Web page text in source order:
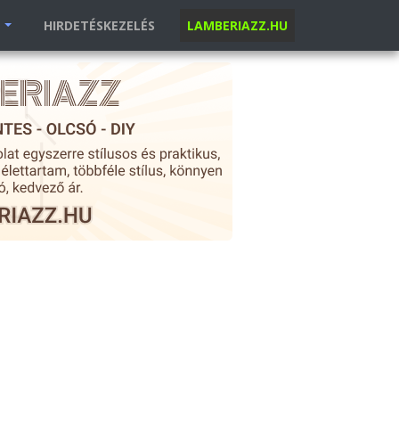
HIRDETÉSKEZELÉS LAMBERIAZZ.HU